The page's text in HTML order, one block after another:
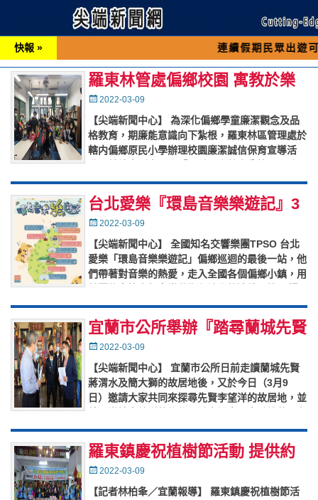
快報 » 連續假期民眾出遊可先撥打交
羅東林管處偏鄉校園 寓教於樂
宣導「誠信保育」
Posted
2022-03-09
【尖端新聞中心】 為深化偏鄉學童廉潔觀念及品
格教育，期廉能意識向下紮根，羅東林區管理處於
轄内偏鄉原民小學辦理校園廉潔誠信保育宣導活
結合「愛林護林保林」業務，…
台北愛樂『環島音樂樂遊記』3
月 10 日頭城天主堂演出
Posted
2022-03-09
【尖端新聞中心】 全國知名交響樂團TPSO 台北
愛樂「環島音樂樂遊記」偏鄉巡迴的最後一站，他
們帶著對音樂的熱愛，走入全國各個偏鄉小鎮，用
（3 月 10 日…
宜蘭市公所舉辦『踏尋蘭城先賢
足跡走讀系列』 首創鸞堂~李望
洋
Posted
2022-03-09
【尖端新聞中心】 宜蘭市公所日前走讀蘭城先賢
蔣渭水及簡大獅的故居地後，又於今日（3月9
日）邀請大家共同來探尋先賢李望洋的故居地，並
加。 李望洋1829(道…
羅東鎮慶祝植樹節活動 提供約
1,000株贈與參加健行民眾
Posted
2022-03-09
【記者林柏夆／宜蘭報導】 羅東鎮慶祝植樹節活